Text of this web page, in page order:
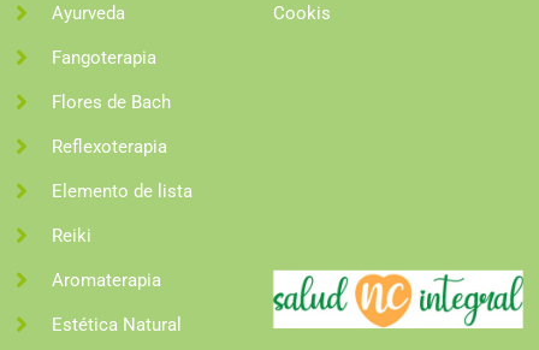
Ayurveda
Fangoterapia
Flores de Bach
Reflexoterapia
Elemento de lista
Reiki
Aromaterapia
Estética Natural
Cookis